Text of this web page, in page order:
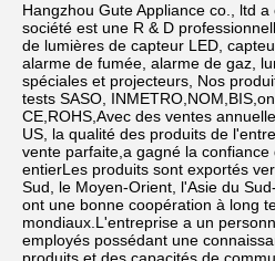
Hangzhou Gute Appliance co., ltd
société est une R & D
de lumières de capteur LED,
alarme de fumée, alarme de gaz,
spéciales et projecteurs, Nos
tests SASO,
CE,ROHS,Avec des ventes
US, la qualité des produits de
vente parfaite,a gagné la
entierLes produits sont exportés
Sud, le Moyen-Orient, l'Asie du
ont une bonne coopération à long
mondiaux.L'entreprise a un
employés possédant une